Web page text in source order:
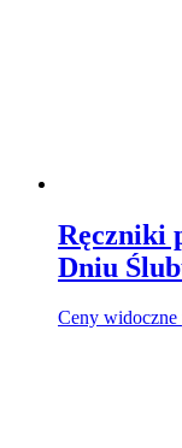
Ręczniki
Dniu
Ceny